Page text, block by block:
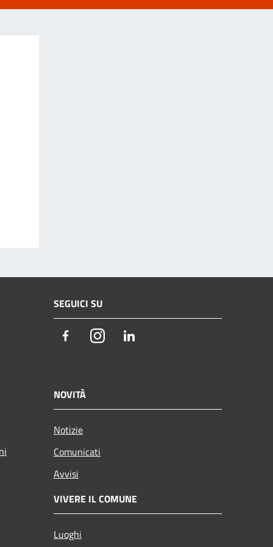
SEGUICI SU
FacebookInstagram
NOVITÀ
Notizie
Comunicati
Avvisi
VIVERE IL COMUNE
Luoghi